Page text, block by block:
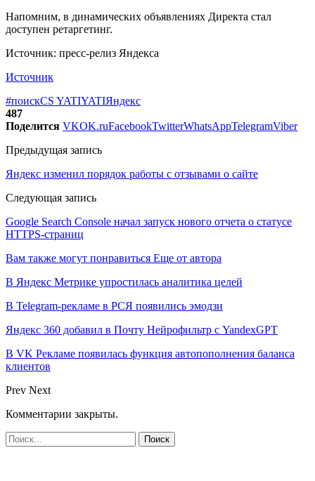
Напомним, в динамических объявлениях Директа стал
доступен ретаргетинг.
Источник: пресс-релиз Яндекса
Источник
#поискCS YATIYATIЯндекс
487
Поделится VKOK.ruFacebookTwitterWhatsAppTelegramViber
Предыдущая запись
Яндекс изменил порядок работы с отзывами о сайте
Следующая запись
Google Search Console начал запуск нового отчета о статусе
HTTPS-страниц
Вам также могут понравиться Еще от автора
В Яндекс Метрике упростилась аналитика целей
В Telegram-рекламе в РСЯ появились эмодзи
Яндекс 360 добавил в Почту Нейрофильтр с YandexGPT
В VK Рекламе появилась функция автопополнения баланса
клиентов
Prev Next
Комментарии закрыты.